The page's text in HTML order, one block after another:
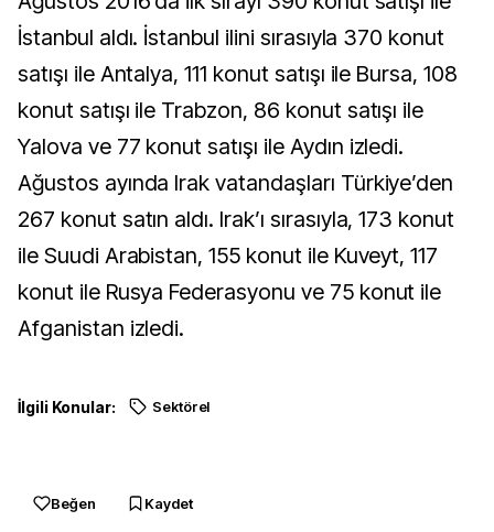
İstanbul aldı. İstanbul ilini sırasıyla 370 konut
satışı ile Antalya, 111 konut satışı ile Bursa, 108
konut satışı ile Trabzon, 86 konut satışı ile
Yalova ve 77 konut satışı ile Aydın izledi.
Ağustos ayında Irak vatandaşları Türkiye’den
267 konut satın aldı. Irak’ı sırasıyla, 173 konut
ile Suudi Arabistan, 155 konut ile Kuveyt, 117
konut ile Rusya Federasyonu ve 75 konut ile
Afganistan izledi.
İlgili Konular: Sektörel
Beğen Kaydet